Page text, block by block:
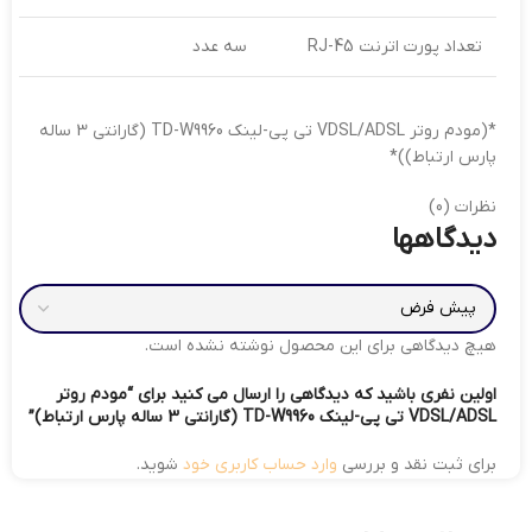
تعداد پورت اترنت RJ-45 سه عدد
*(مودم روتر VDSL/ADSL تی پی-لینک TD-W9960 (گارانتی 3 ساله
پارس ارتباط))*
نظرات (0)
دیدگاهها
هیچ دیدگاهی برای این محصول نوشته نشده است.
اولین نفری باشید که دیدگاهی را ارسال می کنید برای “مودم روتر
VDSL/ADSL تی پی-لینک TD-W9960 (گارانتی 3 ساله پارس ارتباط)”
برای ثبت نقد و بررسی وارد حساب کاربری خود شوید.